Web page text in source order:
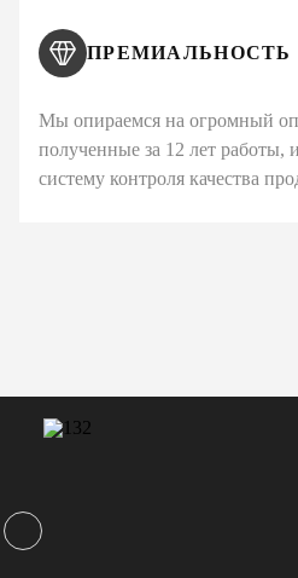
ПРЕМИАЛЬНОСТЬ
Мы опираемся на огромный
полученные за 12 лет работы,
систему контроля качества